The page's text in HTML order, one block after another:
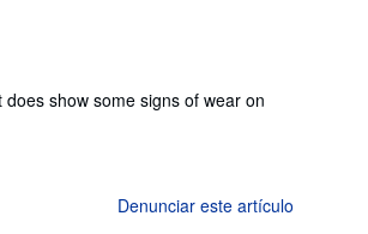
show some signs of wear on
Denunciar este artículo